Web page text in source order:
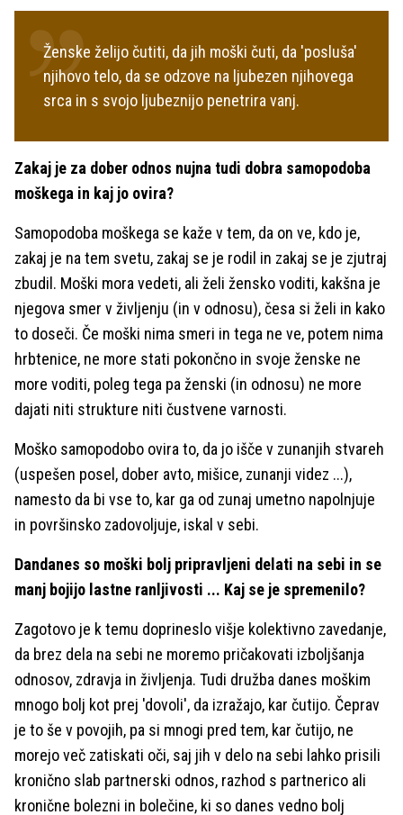
Ženske želijo čutiti, da jih moški čuti, da 'posluša'
njihovo telo, da se odzove na ljubezen njihovega
srca in s svojo ljubeznijo penetrira vanj.
Zakaj je za dober odnos nujna tudi dobra samopodoba
moškega in kaj jo ovira?
Samopodoba moškega se kaže v tem, da on ve, kdo je,
zakaj je na tem svetu, zakaj se je rodil in zakaj se je zjutraj
zbudil. Moški mora vedeti, ali želi žensko voditi, kakšna je
njegova smer v življenju (in v odnosu), česa si želi in kako
to doseči. Če moški nima smeri in tega ne ve, potem nima
hrbtenice, ne more stati pokončno in svoje ženske ne
more voditi, poleg tega pa ženski (in odnosu) ne more
dajati niti strukture niti čustvene varnosti.
Moško samopodobo ovira to, da jo išče v zunanjih stvareh
(uspešen posel, dober avto, mišice, zunanji videz ...),
namesto da bi vse to, kar ga od zunaj umetno napolnjuje
in površinsko zadovoljuje, iskal v sebi.
Dandanes so moški bolj pripravljeni delati na sebi in se
manj bojijo lastne ranljivosti ... Kaj se je spremenilo?
Zagotovo je k temu doprineslo višje kolektivno zavedanje,
da brez dela na sebi ne moremo pričakovati izboljšanja
odnosov, zdravja in življenja. Tudi družba danes moškim
mnogo bolj kot prej 'dovoli', da izražajo, kar čutijo. Čeprav
je to še v povojih, pa si mnogi pred tem, kar čutijo, ne
morejo več zatiskati oči, saj jih v delo na sebi lahko prisili
kronično slab partnerski odnos, razhod s partnerico ali
kronične bolezni in bolečine, ki so danes vedno bolj